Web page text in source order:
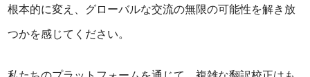
根本的に変え、グローバルな交流の無限の可能性を解き放
つかを感じてください。